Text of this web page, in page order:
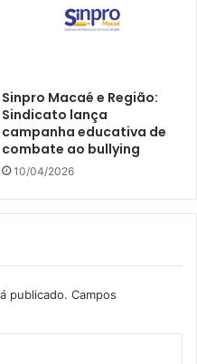
Sinpro Macaé e Região:
Sindicato lança
campanha educativa de
combate ao bullying
10/04/2026
publicado. Campos